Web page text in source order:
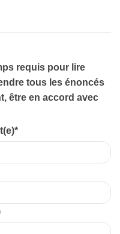
requis pour lire
tous les énoncés
être en accord avec
*